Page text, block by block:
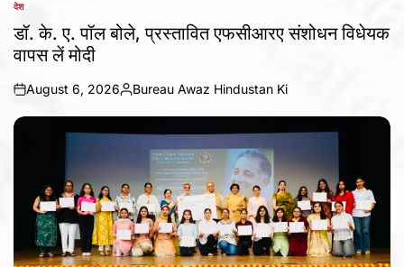
POSTED
IN
देश
डॉ. के. ए. पॉल बोले, प्रस्तावित एफसीआरए संशोधन विधेयक
वापस लें मोदी
on
August 6, 2026
Posted
by
Bureau Awaz Hindustan Ki